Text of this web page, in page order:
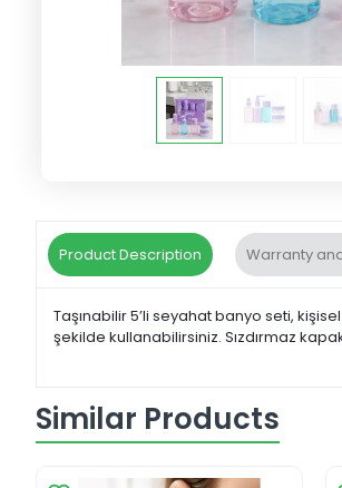
Product Description Warranty
Taşınabilir 5’li seyahat banyo seti,
şekilde kullanabilirsiniz. Sızdırmaz
Similar Products